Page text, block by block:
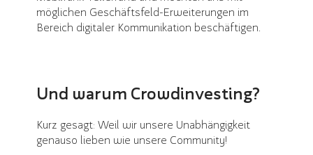
möglichen Geschäftsfeld-Erweiterungen im
Bereich digitaler Kommunikation beschäftigen.
Und warum Crowdinvesting?
Kurz gesagt: Weil wir unsere Unabhängigkeit
genauso lieben wie unsere Community!